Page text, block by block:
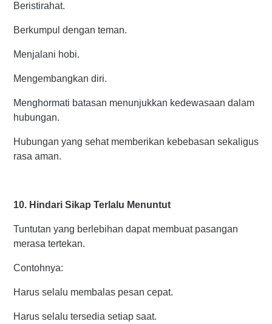
Beristirahat.
Berkumpul dengan teman.
Menjalani hobi.
Mengembangkan diri.
Menghormati batasan menunjukkan kedewasaan dalam
hubungan.
Hubungan yang sehat memberikan kebebasan sekaligus
rasa aman.
10. Hindari Sikap Terlalu Menuntut
Tuntutan yang berlebihan dapat membuat pasangan
merasa tertekan.
Contohnya:
Harus selalu membalas pesan cepat.
Harus selalu tersedia setiap saat.